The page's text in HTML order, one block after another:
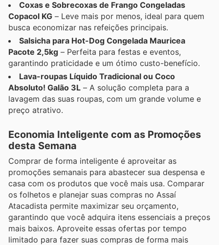
Coxas e Sobrecoxas de Frango Congeladas
Copacol KG – Leve mais por menos, ideal para quem
busca economizar nas refeições principais.
Salsicha para Hot-Dog Congelada Mauricea
Pacote 2,5kg – Perfeita para festas e eventos,
garantindo praticidade e um ótimo custo-benefício.
Lava-roupas Líquido Tradicional ou Coco
Absoluto! Galão 3L – A solução completa para a
lavagem das suas roupas, com um grande volume e
preço atrativo.
Economia Inteligente com as Promoções
desta Semana
Comprar de forma inteligente é aproveitar as
promoções semanais para abastecer sua despensa e
casa com os produtos que você mais usa. Comparar
os folhetos e planejar suas compras no Assaí
Atacadista permite maximizar seu orçamento,
garantindo que você adquira itens essenciais a preços
mais baixos. Aproveite essas ofertas por tempo
limitado para fazer suas compras de forma mais